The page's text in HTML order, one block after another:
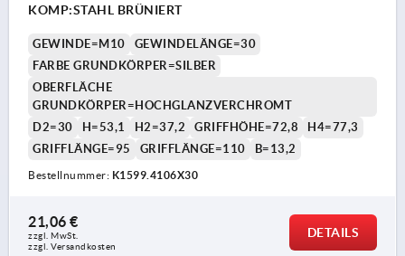
KOMP:STAHL BRÜNIERT
GEWINDE=M10
GEWINDELÄNGE=30
FARBE GRUNDKÖRPER=SILBER
OBERFLÄCHE
GRUNDKÖRPER=HOCHGLANZVERCHROMT
D2=30
H=53,1 H2=37,2 GRIFFHÖHE=72,8
H4=77,3
GRIFFLÄNGE=95
GRIFFLÄNGE=110 B=13,2
Bestellnummer: K1599.4106X30
21,06 €
zzgl. MwSt.
zzgl. Versandkosten
DETAILS